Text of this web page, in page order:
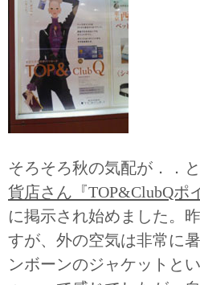
そろそろ秋の気配が．．
貨店さん『TOP&ClubQポ
に掲示され始めました。
すが、外の空気は非常に
ンボーンのジャケットと